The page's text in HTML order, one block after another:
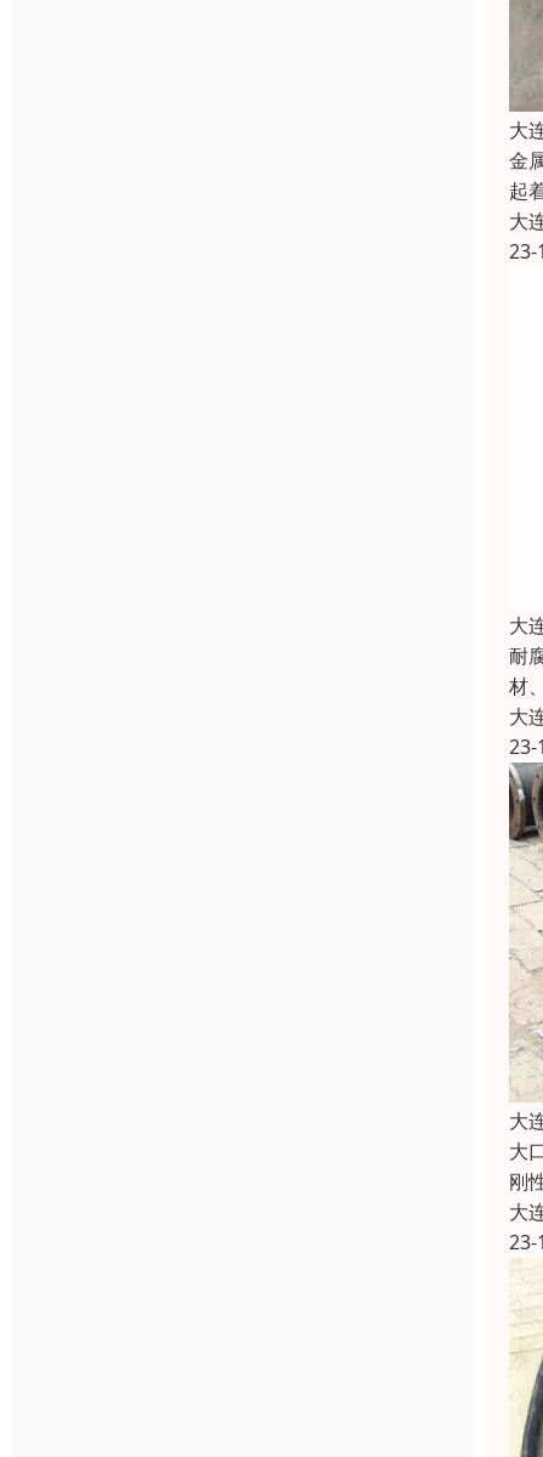
大
金
起
大
23-
大
耐
材
大
23-
大
大
刚
大
23-